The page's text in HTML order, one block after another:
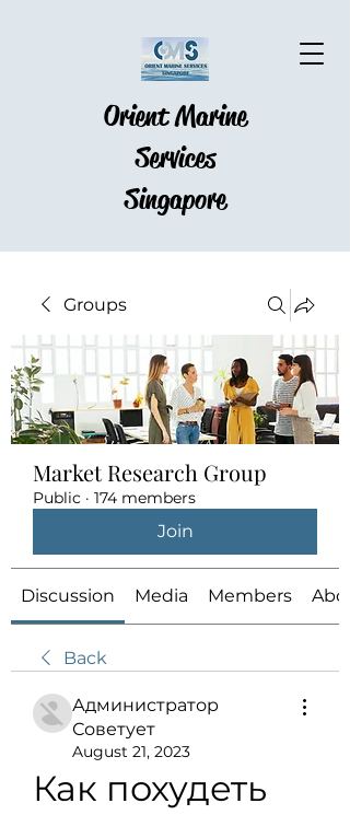
Orient Marine
Services
Singapore
Groups
Market Research Group
Public · 174 members
Join
Discussion Media Members
Back
Администратор
Советует
August 21, 2023
Как похудеть